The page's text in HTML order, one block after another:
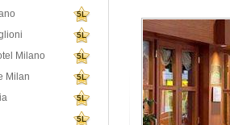
5L
5L
Milano 5L
Milan 5L
5L
5L